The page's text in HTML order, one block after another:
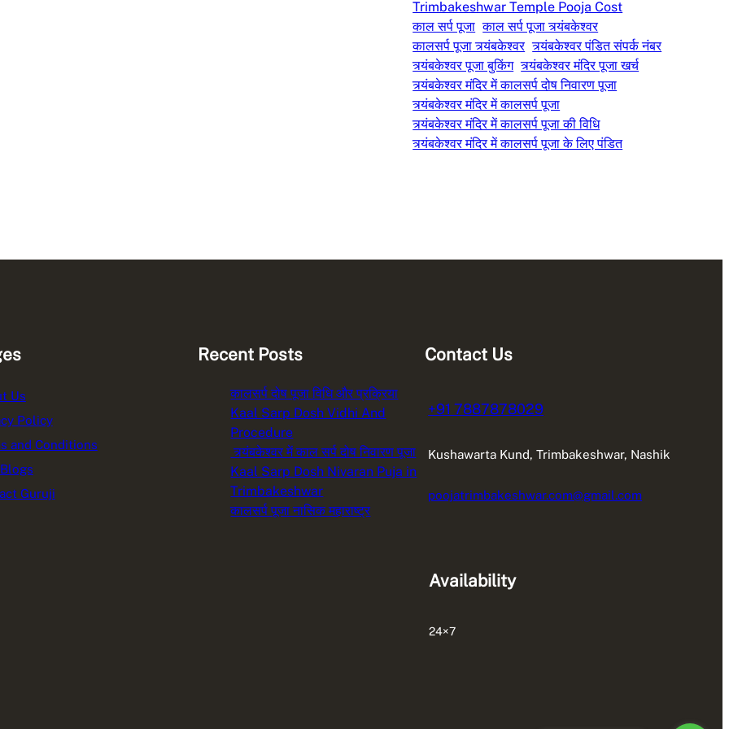
Trimbakeshwar Temple Pooja Cost
काल सर्प पूजा काल सर्प पूजा त्र्यंबकेश्वर
कालसर्प पूजा त्र्यंबकेश्वर त्र्यंबकेश्वर पंडित संपर्क नंबर
त्र्यंबकेश्वर पूजा बुकिंग त्र्यंबकेश्वर मंदिर पूजा खर्च
त्र्यंबकेश्वर मंदिर में कालसर्प दोष निवारण पूजा
त्र्यंबकेश्वर मंदिर में कालसर्प पूजा
त्र्यंबकेश्वर मंदिर में कालसर्प पूजा की विधि
त्र्यंबकेश्वर मंदिर में कालसर्प पूजा के लिए पंडित
Us
Policy
and Conditions
Guruji
Recent Posts
कालसर्प दोष पूजा विधि और प्रक्रिया
Kaal Sarp Dosh Vidhi And
Procedure
त्र्यंबकेश्वर में काल सर्प दोष निवारण पूजा
Kaal Sarp Dosh Nivaran Puja in
Trimbakeshwar
कालसर्प पूजा नासिक महाराष्ट्र
Contact Us
+91 7887878029
Kushawarta Kund, Trimbakeshwar, Nashik
poojatrimbakeshwar.com@gmail.com
Availability
24×7